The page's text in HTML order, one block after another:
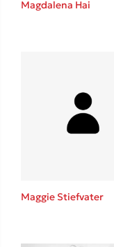
Magdalena Hai
Maggie Stiefvater